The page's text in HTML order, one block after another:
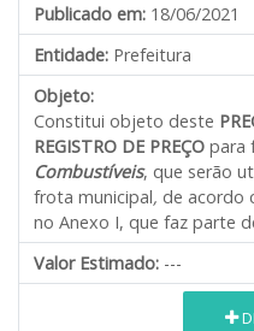
Publicado em: 18/06/2021
Entidade: Prefeitura
Objeto:
Constitui objeto deste
REGISTRO DE PREÇO para
Combustíveis, que serão
frota municipal, de acordo
no Anexo I, que faz parte
Valor Estimado: ---